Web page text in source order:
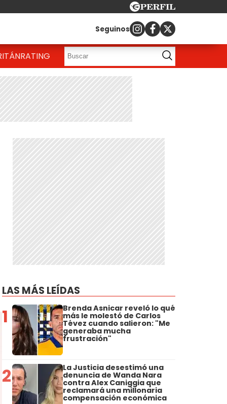
Seguinos
RATING
LAS MÁS LEÍDAS
1 Brenda Asnicar reveló lo qué
más le molestó de Carlos
Tévez cuando salieron: "Me
generaba mucha
frustración"
2 La Justicia desestimó una
denuncia de Wanda Nara
contra Alex Caniggia que
reclamará una millonaria
compensación económica